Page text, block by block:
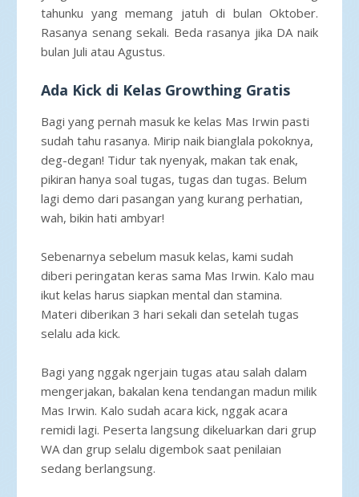
tahunku yang memang jatuh di bulan Oktober.
Rasanya senang sekali. Beda rasanya jika DA naik
bulan Juli atau Agustus.
Ada Kick di Kelas Growthing Gratis
Bagi yang pernah masuk ke kelas Mas Irwin pasti
sudah tahu rasanya. Mirip naik bianglala pokoknya,
deg-degan! Tidur tak nyenyak, makan tak enak,
pikiran hanya soal tugas, tugas dan tugas. Belum
lagi demo dari pasangan yang kurang perhatian,
wah, bikin hati ambyar!
Sebenarnya sebelum masuk kelas, kami sudah
diberi peringatan keras sama Mas Irwin. Kalo mau
ikut kelas harus siapkan mental dan stamina.
Materi diberikan 3 hari sekali dan setelah tugas
selalu ada kick.
Bagi yang nggak ngerjain tugas atau salah dalam
mengerjakan, bakalan kena tendangan madun milik
Mas Irwin. Kalo sudah acara kick, nggak acara
remidi lagi. Peserta langsung dikeluarkan dari grup
WA dan grup selalu digembok saat penilaian
sedang berlangsung.